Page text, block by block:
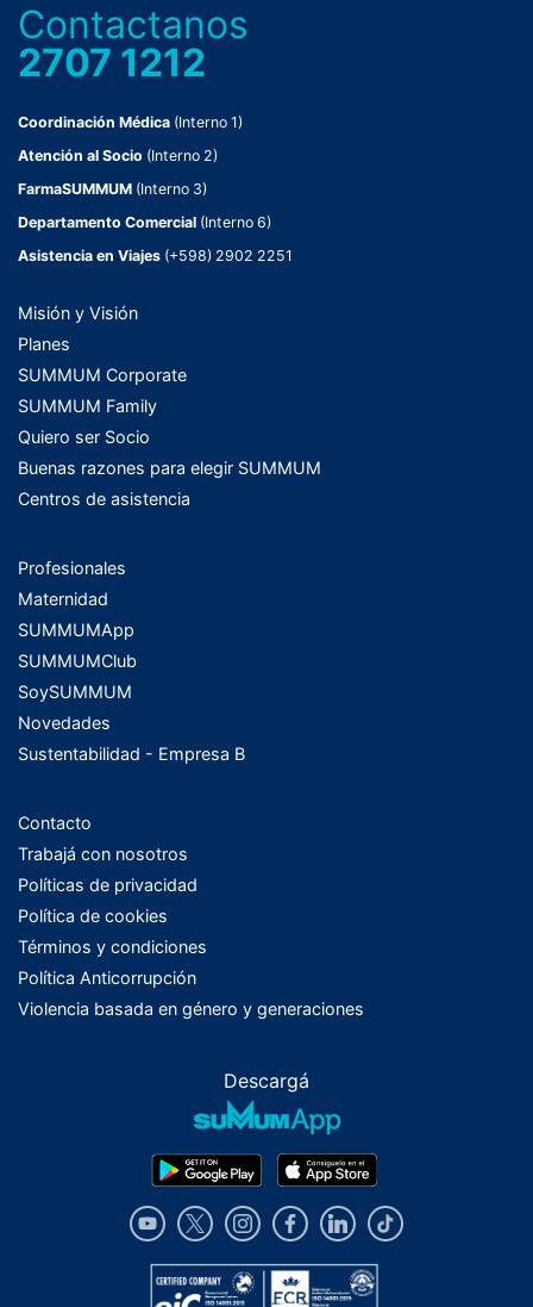
Contactanos
2707 1212
Coordinación Médica (Interno 1)
Atención al Socio (Interno 2)
FarmaSUMMUM (Interno 3)
Departamento Comercial (Interno 6)
Asistencia en Viajes (+598) 2902 2251
Misión y Visión
Planes
SUMMUM Corporate
SUMMUM Family
Quiero ser Socio
Buenas razones para elegir SUMMUM
Centros de asistencia
Profesionales
Maternidad
SUMMUMApp
SUMMUMClub
SoySUMMUM
Novedades
Sustentabilidad - Empresa B
Contacto
Trabajá con nosotros
Políticas de privacidad
Política de cookies
Términos y condiciones
Política Anticorrupción
Violencia basada en género y generaciones
Descargá